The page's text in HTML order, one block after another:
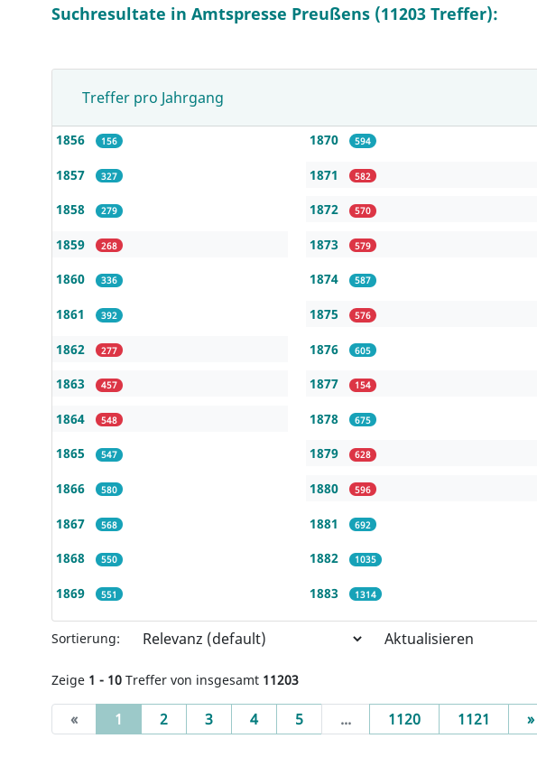
Suchresultate in Amtspresse Preußens (11203 Treffer):
Treffer pro Jahrgang
1856 156
1857 327
1858 279
1859 268
1860 336
1861 392
1862 277
1863 457
1864 548
1865 547
1866 580
1867 568
1868 550
1869 551
1870 594
1871 582
1872 570
1873 579
1874 587
1875 576
1876 605
1877 154
1878 675
1879 628
1880 596
1881 692
1882 1035
1883 1314
Sortierung: Aktualisieren
Zeige 1 - 10 Treffer von insgesamt 11203
« 1 (current)
2 3 4 5 ... 1120 1121 »